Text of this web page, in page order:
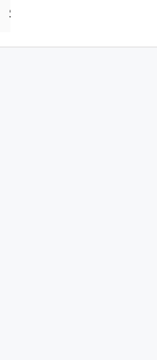
Szeged